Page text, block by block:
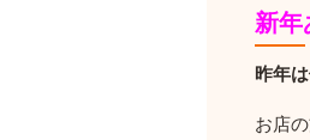
新年
昨年
お店